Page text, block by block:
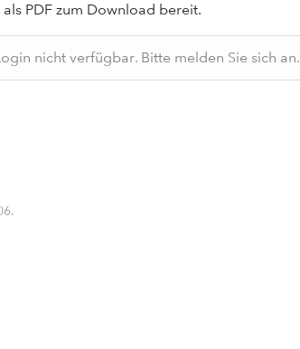
PDF zum Download bereit.
nicht verfügbar. Bitte melden Sie sich an.
.